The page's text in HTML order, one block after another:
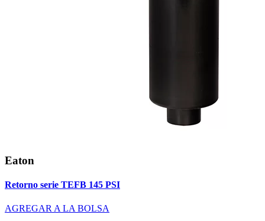
Eaton
Retorno serie TEFB 145 PSI
AGREGAR A LA BOLSA